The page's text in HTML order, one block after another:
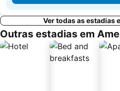
Ver todas as estadias
Outras estadias em